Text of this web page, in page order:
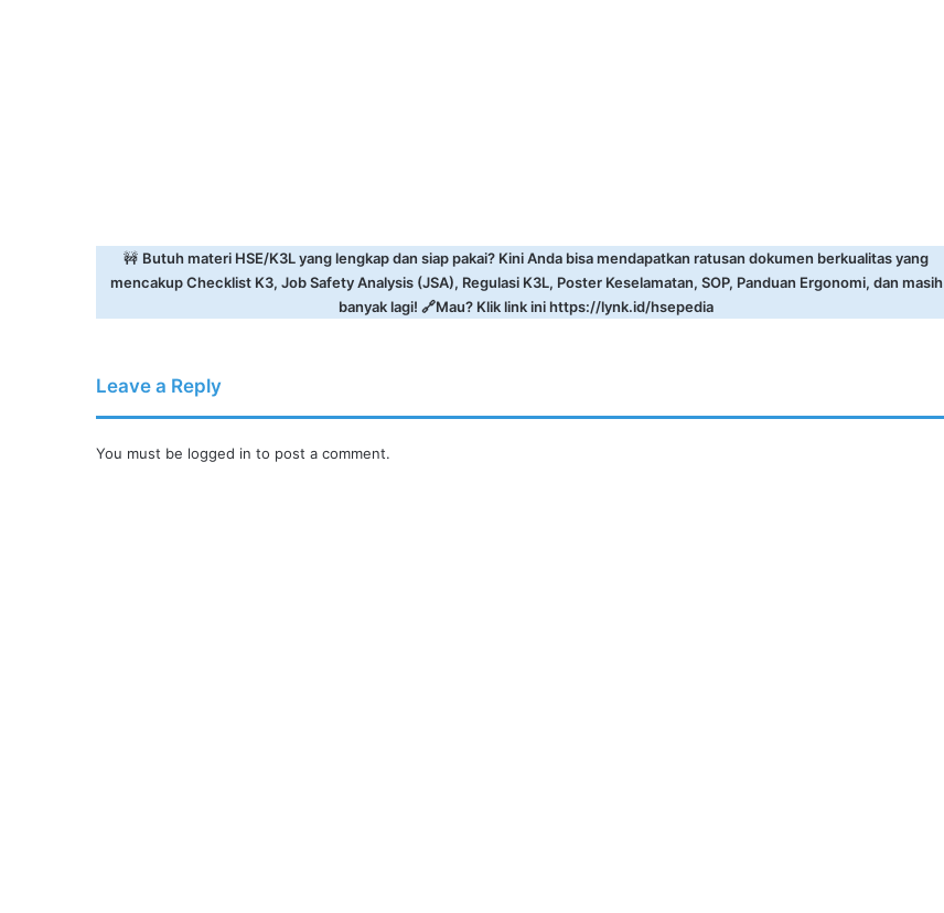
🚧 Butuh materi HSE/K3L yang lengkap dan siap pakai? Kini Anda bisa mendapatkan ratusan dokumen berkualitas yang
mencakup Checklist K3, Job Safety Analysis (JSA), Regulasi K3L, Poster Keselamatan, SOP, Panduan Ergonomi, dan masih
banyak lagi! 🔗Mau? Klik link inihttps://lynk.id/hsepedia
Leave a Reply
You must be logged in to post a comment.